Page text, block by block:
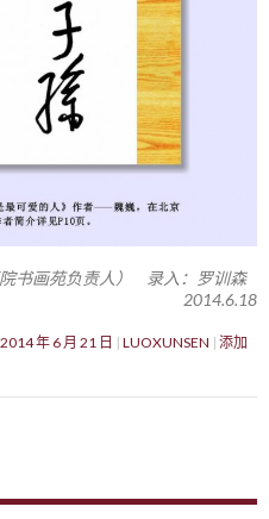
书画苑负责人） 录入：罗训森
2014.6.18
2014 年 6 月 21 日 LUOXUNSEN 添加